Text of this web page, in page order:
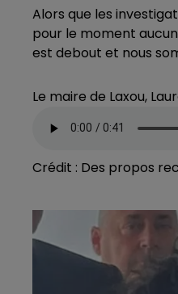
Alors que les
pour le moment
est debout et nous
Le maire de Laxou,
Crédit : Des propos